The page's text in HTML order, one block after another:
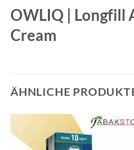
OWLIQ | Longfill
Cream
ÄHNLICHE